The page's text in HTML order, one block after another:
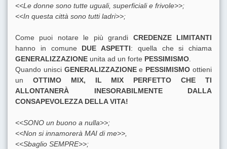
<<Le donne sono tutte uguali, superficiali e frivole>>;
<<In questa città sono tutti ladri>>;
Come puoi notare le più grandi CREDENZE LIMITANTI
hanno in comune DUE ASPETTI: quella che si chiama
GENERALIZZAZIONE unita ad un forte PESSIMISMO.
Quando unisci GENERALIZZAZIONEe PESSIMISMO ottieni
un OTTIMO MIX, IL MIX PERFETTO CHE TI
ALLONTANERÀ INESORABILMENTE DALLA
CONSAPEVOLEZZA DELLA VITA!
<<SONO un buono a nulla>>;
<<Non si innamorerà MAI di me>>,
<<Sbaglio SEMPRE>>;